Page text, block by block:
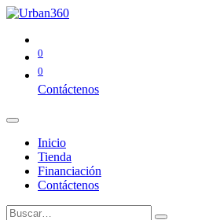
0
0
Contáctenos
Inicio
Tienda
Financiación
Contáctenos